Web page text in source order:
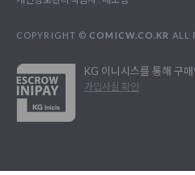
COPYRIGHT © COMICW.CO.KR ALL
KG 이니시스를 통해 구
가입사실 확인